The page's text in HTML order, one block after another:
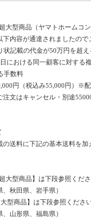
大型商品（ヤマトホームコ
内容が通達されましたので
状記載の代金が50万円を超
日における同一顧客に対す
手数料
円（税込み55,000円）※
注文はキャンセル・別途
の送料に下記の基本送料を加
型商品】は下段参照くださ
秋田県、岩手県）
商品】は下段参照ください
山形県、福島県）